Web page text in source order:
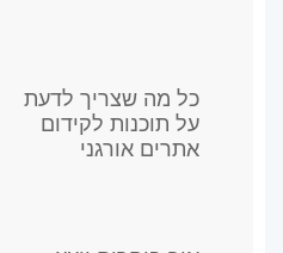
כל מה שצריך לדעת
על תוכנות לקידום
אתרים אורגני